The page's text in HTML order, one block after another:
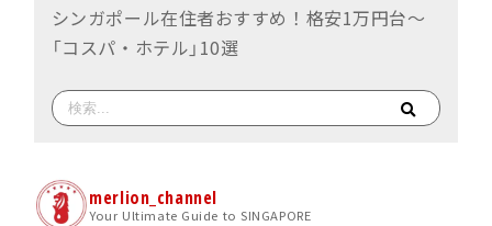
シンガポール在住者おすすめ！格安1万円台〜
「コスパ・ホテル」10選
merlion_channel
Your Ultimate Guide to SINGAPORE